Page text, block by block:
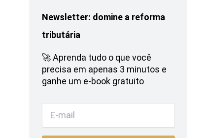
Newsletter: domine a reforma
tributária
🚀 Aprenda tudo o que você
precisa em apenas 3 minutos e
ganhe um e-book gratuito